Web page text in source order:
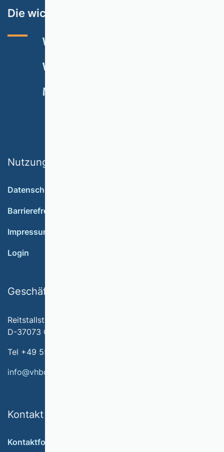
Die wichtigsten Themen
VHB-RATING 2024
VERANSTALTUNGEN
MITGLIED WERDEN
Nutzungsbedingungen
Datenschutz
Barrierefreiheit
Impressum
Login
Geschäftsstelle
Reitstallstr. 7
D-37073 Göttingen
Tel +49 551 79778-566
info@vhbonline.org
Kontakt
Kontaktformular